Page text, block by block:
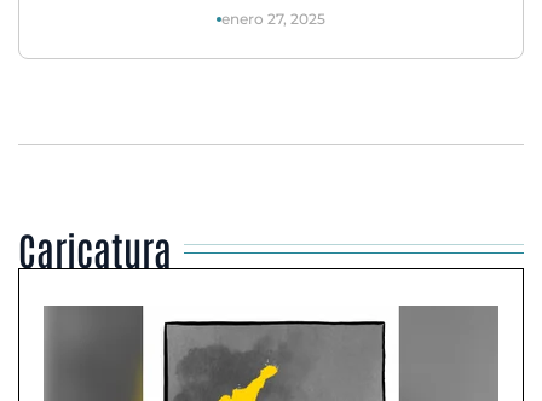
enero 27, 2025
Caricatura